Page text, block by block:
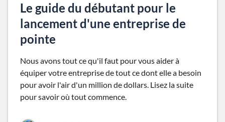
Le guide du débutant pour le
lancement d'une entreprise de
pointe
Nous avons tout ce qu'il faut pour vous aider à
équiper votre entreprise de tout ce dont elle a besoin
pour avoir l'air d'un million de dollars. Lisez la suite
pour savoir où tout commence.